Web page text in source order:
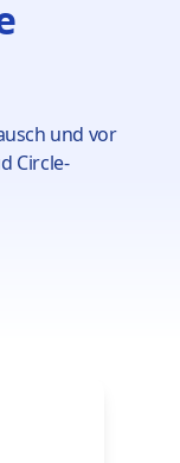
und vor
Circle-